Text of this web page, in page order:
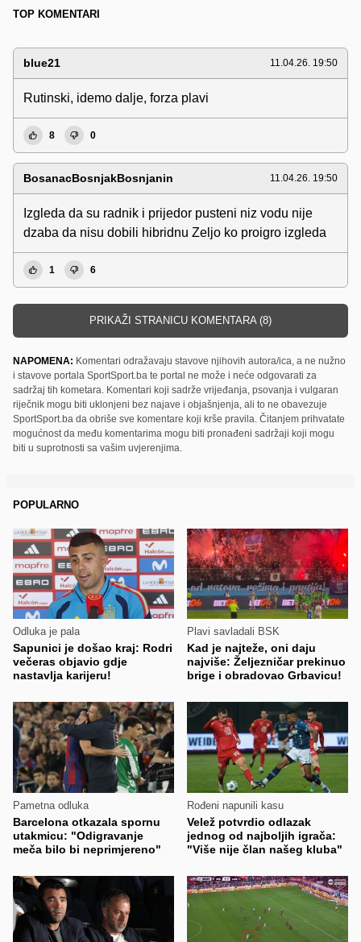
TOP KOMENTARI
blue21 11.04.26. 19:50
Rutinski, idemo dalje, forza plavi
8 0
BosanacBosnjakBosnjanin 11.04.26. 19:50
Izgleda da su radnik i prijedor pusteni niz vodu nije
dzaba da nisu dobili hibridnu Zeljo ko proigro izgleda
1 6
PRIKAŽI STRANICU KOMENTARA (8)
NAPOMENA: Komentari odražavaju stavove njihovih autora/ica, a ne nužno
i stavove portala SportSport.ba te portal ne može i neće odgovarati za
sadržaj tih kometara. Komentari koji sadrže vrijeđanja, psovanja i vulgaran
riječnik mogu biti uklonjeni bez najave i objašnjenja, ali to ne obavezuje
SportSport.ba da obriše sve komentare koji krše pravila. Čitanjem prihvatate
mogućnost da među komentarima mogu biti pronađeni sadržaji koji mogu
biti u suprotnosti sa vašim uvjerenjima.
POPULARNO
Odluka je pala
Sapunici je došao kraj: Rodri
večeras objavio gdje
nastavlja karijeru!
Plavi savladali BSK
Kad je najteže, oni daju
najviše: Željezničar prekinuo
brige i obradovao Grbavicu!
Pametna odluka
Barcelona otkazala spornu
utakmicu: "Odigravanje
meča bilo bi neprimjereno"
Rođeni napunili kasu
Velež potvrdio odlazak
jednog od najboljih igrača:
"Više nije član našeg kluba"